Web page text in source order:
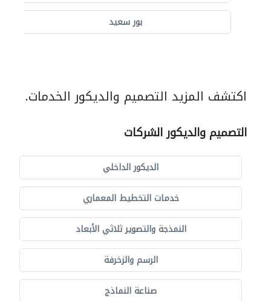
بور سعيد
اكتشف المزيد التصميم والديكور الخدمات.
التصميم والديكور الشركات
الديكور الداخلي
خدمات التخطيط المعماري
النمذجة والتصوير ثلاثي الأبعاد
الرسم والزخرفة
صناعة النماذج